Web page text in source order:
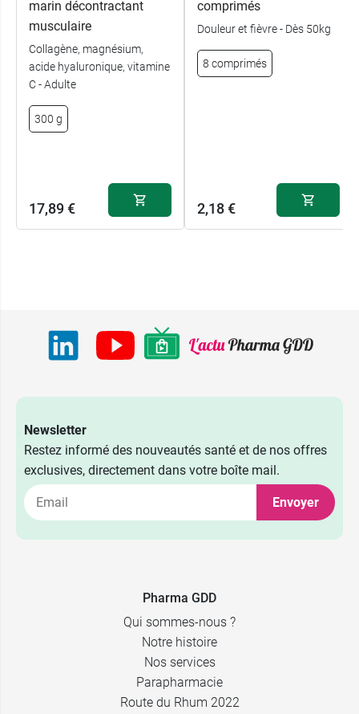
marin décontractant
musculaire
Collagène, magnésium,
acide hyaluronique, vitamine
C - Adulte
300 g
17,89 €
comprimés
Douleur et fièvre - Dès 50kg
8 comprimés
2,18 €
Newsletter
Restez informé des nouveautés santé et de nos offres
exclusives, directement dans votre boîte mail.
Envoyer
Pharma GDD
Qui sommes-nous ?
Notre histoire
Nos services
Parapharmacie
Route du Rhum 2022